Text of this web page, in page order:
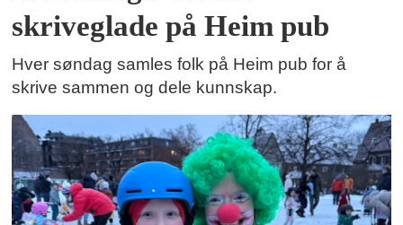
skriveglade på Heim pub
Hver søndag samles folk på Heim pub for å
skrive sammen og dele kunnskap.